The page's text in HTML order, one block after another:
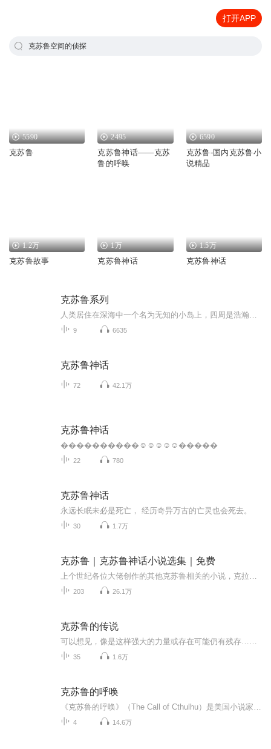
打开APP
克苏鲁空间的侦探
5590
克苏鲁
2495
克苏鲁神话——克苏
鲁的呼唤
6590
克苏鲁-国内克苏鲁小
说精品
1.2万
克苏鲁故事
1万
克苏鲁神话
1.5万
克苏鲁神话
克苏鲁系列
9 6635
克苏鲁神话
72 42.1万
克苏鲁神话
����������☺☺☺☺☺�����
22 780
克苏鲁神话
永远长眠未必是死亡， 经历奇异万古的亡灵也会死去。
30 1.7万
克苏鲁｜克苏鲁神话小说选集｜免费
203 26.1万
克苏鲁的传说
35 1.6万
克苏鲁的呼唤
4 14.6万